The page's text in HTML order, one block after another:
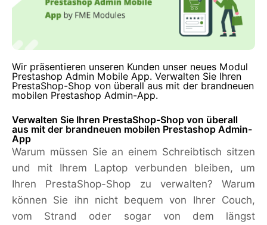
Wir präsentieren unseren Kunden unser neues Modul
Prestashop Admin Mobile App. Verwalten Sie Ihren
PrestaShop-Shop von überall aus mit der brandneuen
mobilen Prestashop Admin-App.
Verwalten Sie Ihren PrestaShop-Shop von überall
aus mit der brandneuen mobilen Prestashop Admin-
App
Warum müssen Sie an einem Schreibtisch sitzen
und mit Ihrem Laptop verbunden bleiben, um
Ihren PrestaShop-Shop zu verwalten? Warum
können Sie ihn nicht bequem von Ihrer Couch,
vom Strand oder sogar von dem längst